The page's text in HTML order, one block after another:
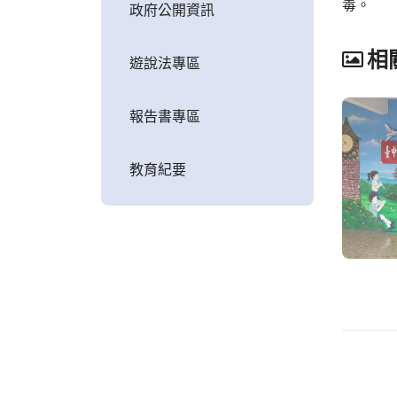
政府公開資訊
遊說法專區
報告書專區
教育紀要
毒。
相